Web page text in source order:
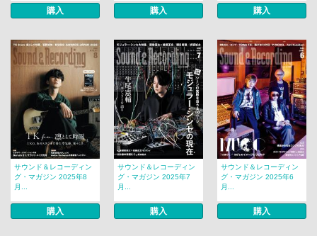
購入 購入 購入
サウンド＆レコーディン
グ・マガジン 2025年8
月...
購入
サウンド＆レコーディン
グ・マガジン 2025年7
月...
購入
サウンド＆レコーディン
グ・マガジン 2025年6
月...
購入